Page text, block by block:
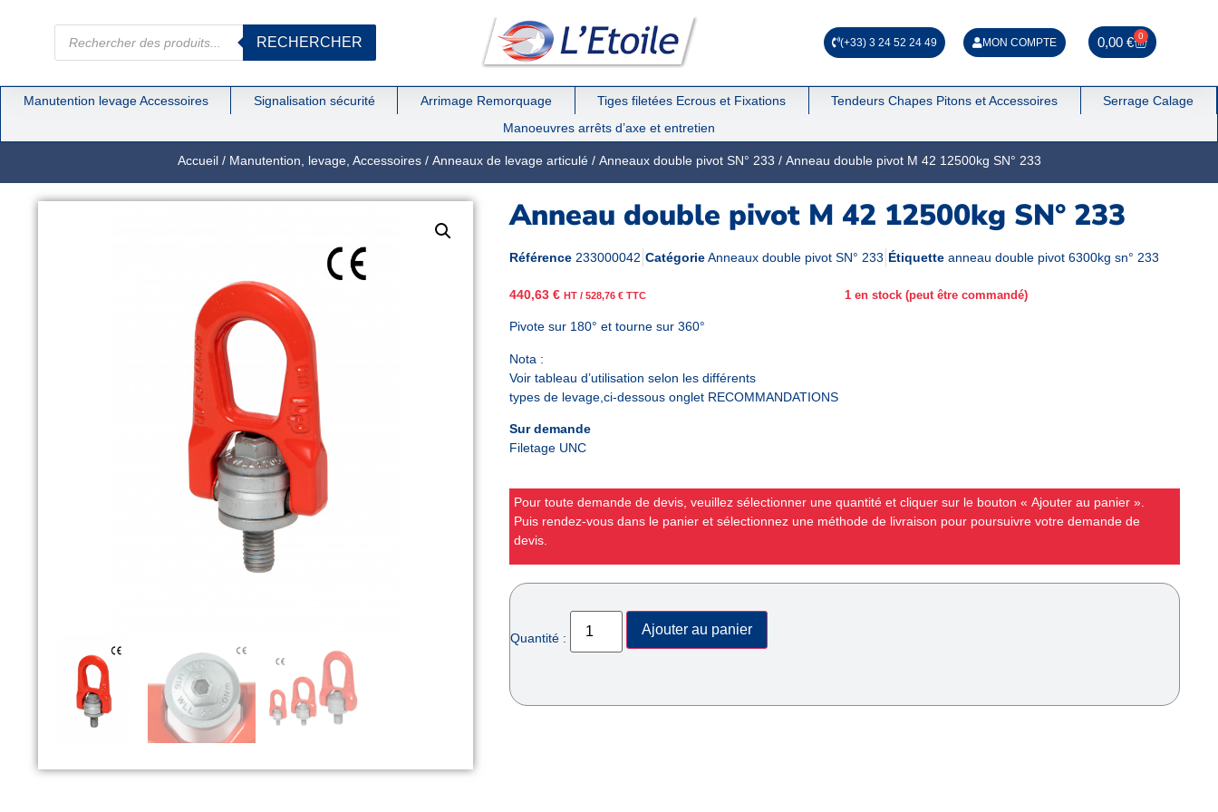
RECHERCHER (+33) 3 24 52 24 49 MON COMPTE 0,00€ 0
Manutention levage Accessoires Signalisation sécurité Arrimage Remorquage Tiges filetées Ecrous et Fixations Tendeurs Chapes Pitons et Accessoires
Serrage Calage
Manoeuvres arrêts d’axe et entretien
Accueil/ Manutention, levage, Accessoires/ Anneaux de levage articulé/ Anneaux double pivot SN° 233 / Anneau double pivot M 42 12500kg SN° 233
Anneau double pivot M 42 12500kg SN° 233
Référence 233000042 CatégorieAnneaux double pivot SN° 233 Étiquette anneau double pivot 6300kg sn° 233
440,63 € HT / 528,76 € TTC 1 en stock (peut être commandé)
Pivote sur 180° et tourne sur 360°
Nota :
Voir tableau d’utilisation selon les différents
types de levage,ci-dessous onglet RECOMMANDATIONS
Sur demande
Filetage UNC
Pour toute demande de devis, veuillez sélectionner une quantité et cliquer sur le bouton « Ajouter au panier ».
Puis rendez-vous dans le panier et sélectionnez une méthode de livraison pour poursuivre votre demande de
devis.
Quantité :
Ajouter au panier